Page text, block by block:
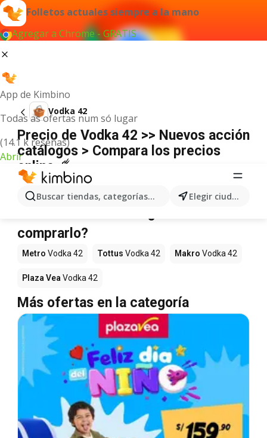
Folletos actuales siempre a la mano
Agregar a Chrome - GRATIS
App de Kimbino
Todas as ofertas num só lugar
(14.1 k reseñas)
Abrir
Buscar tiendas, categorías, productos... Elegir ciudad
Vodka 42
Precio de Vodka 42 >> Nuevos acción
catálogos > Compara los precios
online ☄️
No hemos encontrado resultados para este
término.
comprarlo?
Metro Vodka 42 Tottus Vodka 42 Makro Vodka 42
Plaza Vea Vodka 42
Más ofertas en la categoría